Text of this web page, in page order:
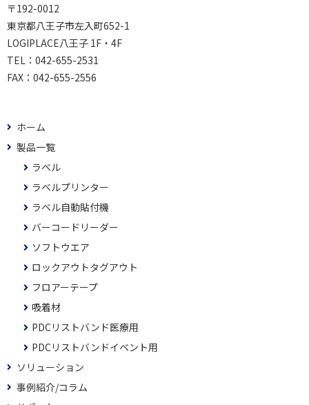
〒192-0012
東京都八王子市左入町652-1
LOGIPLACE八王子 1F・4F
TEL： 042-655-2531
FAX： 042-655-2556
ホーム
製品一覧
ラベル
ラベルプリンター
ラベル自動貼付機
バーコードリーダー
ソフトウエア
ロックアウトタグアウト
フロアーテープ
吸着材
PDCリストバンド医療用
PDCリストバンドイベント用
ソリューション
事例紹介/コラム